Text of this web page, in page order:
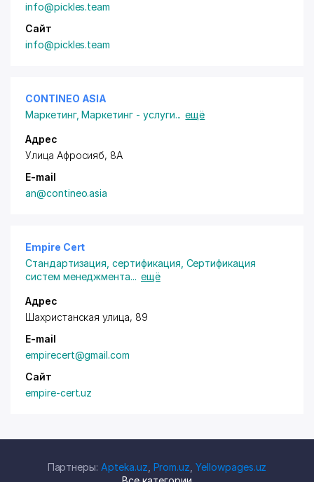
info@pickles.team
Сайт
info@pickles.team
CONTINEO ASIA
Маркетинг,Маркетинг - услуги... ещё
Адрес
Улица Афросияб, 8A
E-mail
an@contineo.asia
Empire Cert
Стандартизация, сертификация Сертификация
систем менеджмента... ещё
Адрес
Шахристанская улица, 89
E-mail
empirecert@gmail.com
Сайт
empire-cert.uz
Партнеры: Apteka.uz Prom.uz ,Yellowpages.uz